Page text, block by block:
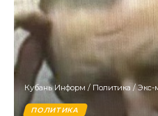
Кубань Информ / Политика /Экс-мэр
ПОЛИТИКА